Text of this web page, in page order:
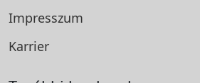
Impresszum
Karrier